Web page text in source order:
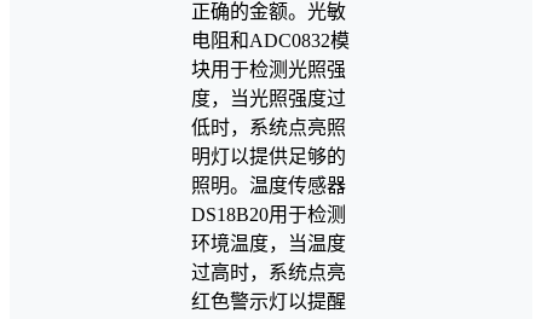
正确的金额。光敏
电阻和ADC0832模
块用于检测光照强
度，当光照强度过
低时，系统点亮照
明灯以提供足够的
照明。温度传感器
DS18B20用于检测
环境温度，当温度
过高时，系统点亮
红色警示灯以提醒